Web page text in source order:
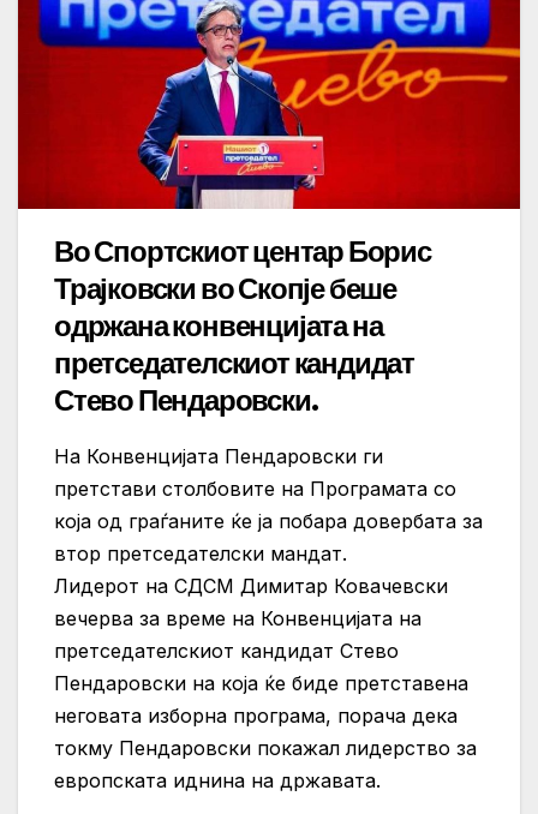
Во Спортскиот центар Борис
Трајковски во Скопје беше
одржана конвенцијата на
претседателскиот кандидат
Стево Пендаровски.
На Конвенцијата Пендаровски ги
претстави столбовите на Програмата со
која од граѓаните ќе ја побара довербата за
втор претседателски мандат.
Лидерот на СДСМ Димитар Ковачевски
вечерва за време на Конвенцијата на
претседателскиот кандидат Стево
Пендаровски на која ќе биде претставена
неговата изборна програма, порача дека
токму Пендаровски покажал лидерство за
европската иднина на државата.